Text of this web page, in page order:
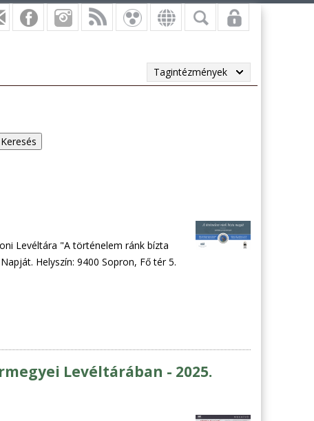
Tagintézmények
Levéltára "A történelem ránk bízta
Helyszín: 9400 Sopron, Fő tér 5.
Levéltárában - 2025.